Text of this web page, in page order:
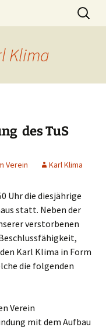
Suchen
nach:
Klima
des TuS
Verein Karl Klima
Uhr die diesjährige
statt. Neben der
verstorbenen
Karl Klima in Form
die folgenden
Verein
mit dem Aufbau